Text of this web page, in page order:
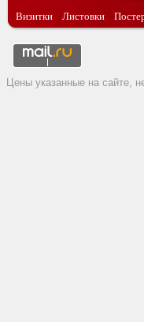
Визитки Листовки
Цены указанные на сайте,